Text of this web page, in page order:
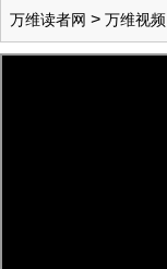
万维读者网 > 万维视频